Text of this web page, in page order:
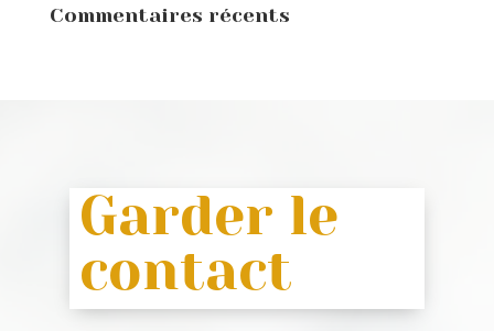
Commentaires récents
Garder le
contact